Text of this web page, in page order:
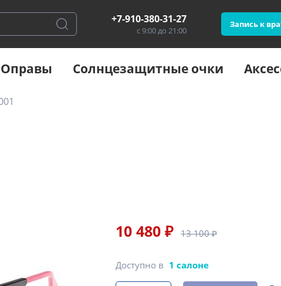
+7-910-380-31-27
с 9:00 до 21:00
Запись к
Оправы Солнцезащитные очки
10 480 ₽ 13 100 ₽
Доступно в 1 салоне